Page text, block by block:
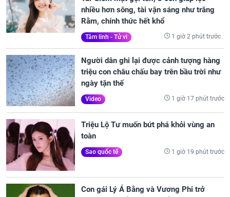
nhiều hơn sông, tài vận sáng như trăng
Rằm, chính thức hết khổ
Tâm linh - Tử vi 1 giờ 2 phút trước
Người dân ghi lại được cảnh tượng hàng
triệu con châu chấu bay trên bầu trời như
ngày tận thế
Video 1 giờ 17 phút trước
Triệu Lộ Tư muốn bứt phá khỏi vùng an
toàn
Sao quốc tế 1 giờ 19 phút trước
Con gái Lý Á Bằng và Vương Phi trở